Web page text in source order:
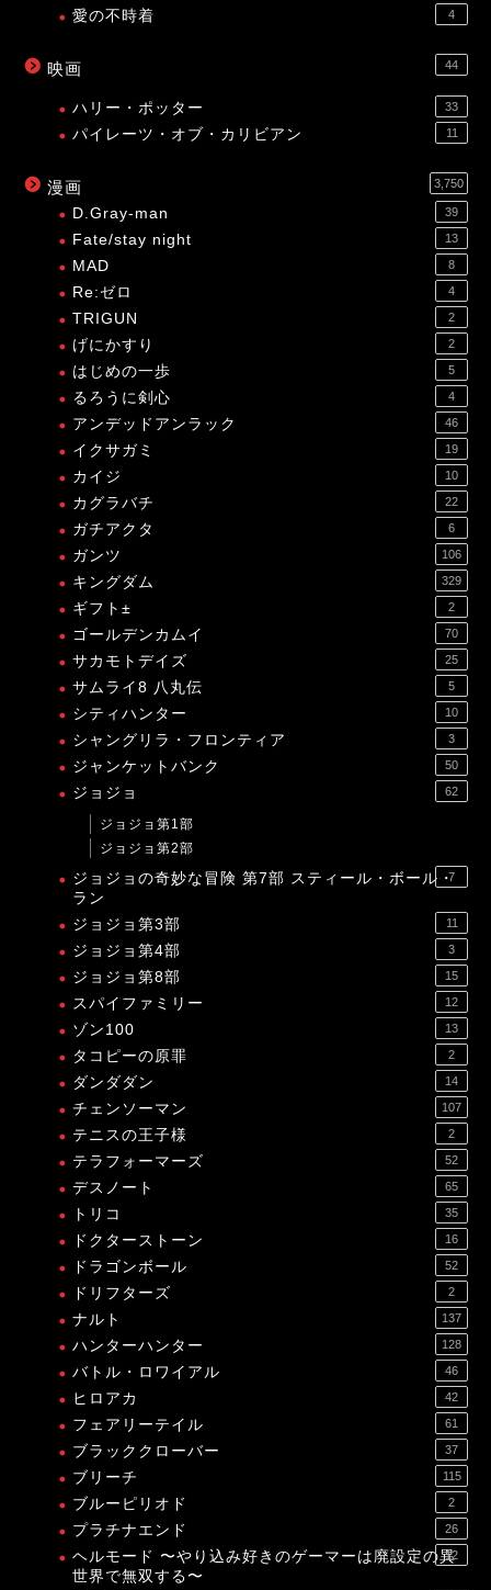
愛の不時着 4
映画 44
ハリー・ポッター 33
パイレーツ・オブ・カリビアン 11
漫画 3,750
D.Gray-man 39
Fate/stay night 13
MAD 8
Re:ゼロ 4
TRIGUN 2
げにかすり 2
はじめの一歩 5
るろうに剣心 4
アンデッドアンラック 46
イクサガミ 19
カイジ 10
カグラバチ 22
ガチアクタ 6
ガンツ 106
キングダム 329
ギフト± 2
ゴールデンカムイ 70
サカモトデイズ 25
サムライ8 八丸伝 5
シティハンター 10
シャングリラ・フロンティア 3
ジャンケットバンク 50
ジョジョ 62
ジョジョ第1部
ジョジョ第2部
ジョジョの奇妙な冒険 第7部 スティール・ボール・
ラン
7
ジョジョ第3部 11
ジョジョ第4部 3
ジョジョ第8部 15
スパイファミリー 12
ゾン100 13
タコピーの原罪 2
ダンダダン 14
チェンソーマン 107
テニスの王子様 2
テラフォーマーズ 52
デスノート 65
トリコ 35
ドクターストーン 16
ドラゴンボール 52
ドリフターズ 2
ナルト 137
ハンターハンター 128
バトル・ロワイアル 46
ヒロアカ 42
フェアリーテイル 61
ブラッククローバー 37
ブリーチ 115
ブルーピリオド 2
プラチナエンド 26
ヘルモード 〜やり込み好きのゲーマーは廃設定の異
世界で無双する〜
12